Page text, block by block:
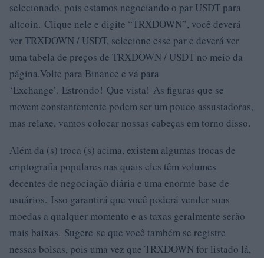
selecionado, pois estamos negociando o par USDT para
altcoin. Clique nele e digite “TRXDOWN”, você deverá
ver TRXDOWN / USDT, selecione esse par e deverá ver
uma tabela de preços de TRXDOWN / USDT no meio da
página.Volte para Binance e vá para
‘Exchange’. Estrondo! Que vista! As figuras que se
movem constantemente podem ser um pouco assustadoras,
mas relaxe, vamos colocar nossas cabeças em torno disso.
Além da (s) troca (s) acima, existem algumas trocas de
criptografia populares nas quais eles têm volumes
decentes de negociação diária e uma enorme base de
usuários. Isso garantirá que você poderá vender suas
moedas a qualquer momento e as taxas geralmente serão
mais baixas. Sugere-se que você também se registre
nessas bolsas, pois uma vez que TRXDOWN for listado lá,